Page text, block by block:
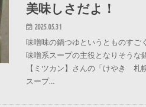
美味しさだよ！
2025.05.31
味噌味の鍋つゆというとものすご
味噌系スープの主役となりそうな
【ミツカン】さんの「けやき
スープ…